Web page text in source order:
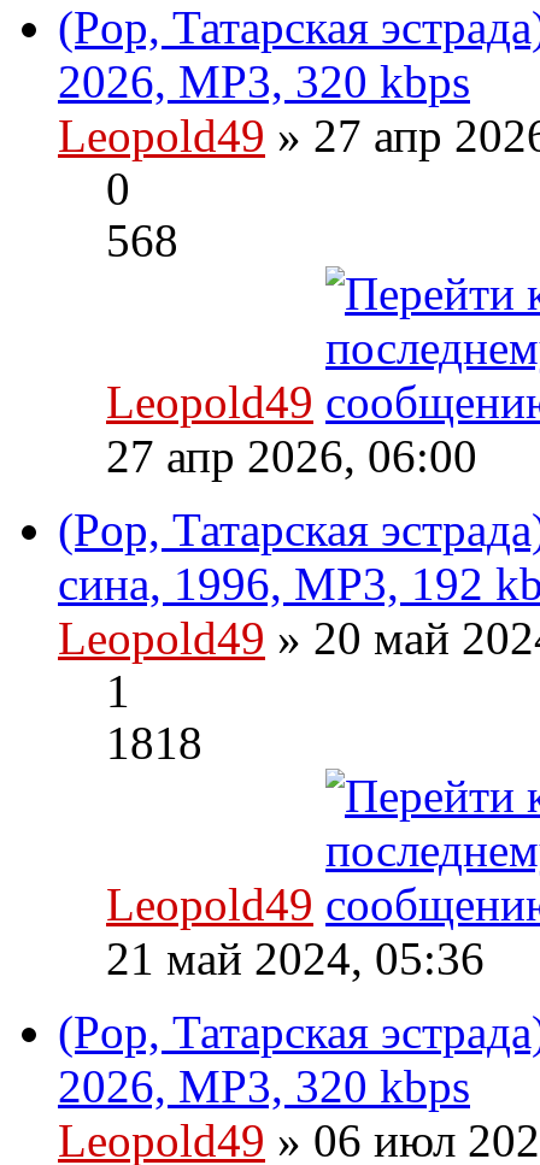
(Pop, Татарская
2026, MP3, 320 kbps
Leopold49 » 27 апр
0
568
Leopold49
27 апр 2026, 06:00
(Pop, Татарская
сина, 1996, MP3, 192
Leopold49 » 20 май
1
1818
Leopold49
21 май 2024, 05:36
(Pop, Татарская
2026, MP3, 320 kbps
Leopold49 » 06 июл